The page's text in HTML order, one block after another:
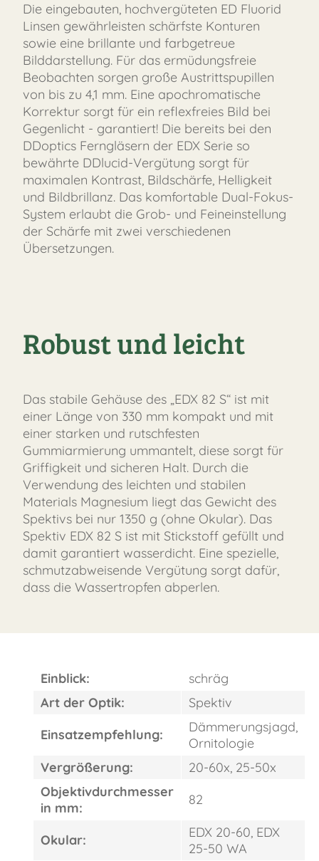
Die eingebauten, hochvergüteten ED Fluorid
Linsen gewährleisten schärfste Konturen
sowie eine brillante und farbgetreue
Bilddarstellung. Für das ermüdungsfreie
Beobachten sorgen große Austrittspupillen
von bis zu 4,1 mm. Eine apochromatische
Korrektur sorgt für ein reflexfreies Bild bei
Gegenlicht - garantiert! Die bereits bei den
DDoptics Ferngläsern der EDX Serie so
bewährte DDlucid-Vergütung sorgt für
maximalen Kontrast, Bildschärfe, Helligkeit
und Bildbrillanz. Das komfortable Dual-Fokus-
System erlaubt die Grob- und Feineinstellung
der Schärfe mit zwei verschiedenen
Übersetzungen.
Robust und leicht
Das stabile Gehäuse des „EDX 82 S“ ist mit
einer Länge von 330 mm kompakt und mit
einer starken und rutschfesten
Gummiarmierung ummantelt, diese sorgt für
Griffigkeit und sicheren Halt. Durch die
Verwendung des leichten und stabilen
Materials Magnesium liegt das Gewicht des
Spektivs bei nur 1350 g (ohne Okular). Das
Spektiv EDX 82 S ist mit Stickstoff gefüllt und
damit garantiert wasserdicht. Eine spezielle,
schmutzabweisende Vergütung sorgt dafür,
dass die Wassertropfen abperlen.
Einblick:
schräg
Art der Optik:
Spektiv
Einsatzempfehlung:
Dämmerungsjagd,
Ornitologie
Vergrößerung:
20-60x, 25-50x
Objektivdurchmesser
in mm:
82
Okular:
EDX 20-60, EDX
25-50 WA